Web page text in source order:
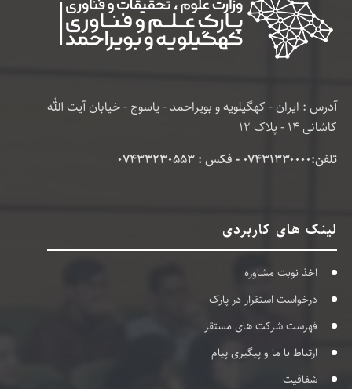
آدرس : ایران - کهگیلویه و بویراحمد - یاسوج - خیابان آیت الله
کاشانی 14 - پلاک 12
تلفن:۰۷۴۳۱۳۳۰۰۰۰ - فکس : 07433230553
لینک های کاربردی
اخذ نوبت مشاوره
درخواست استقرار در پارک
فهرست شرکت های مستقر
ارتباط با ما و پیگیری پیام
شفافیت